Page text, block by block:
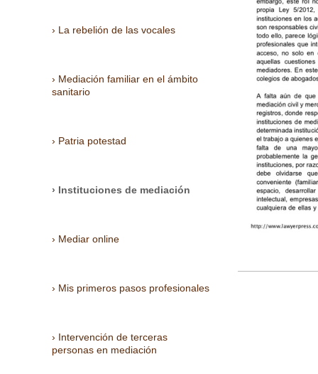
La rebelión de las vocales
Mediación familiar en el ámbito
sanitario
Patria potestad
Instituciones de mediación
Mediar online
Mis primeros pasos profesionales
Intervención de terceras
personas en mediación